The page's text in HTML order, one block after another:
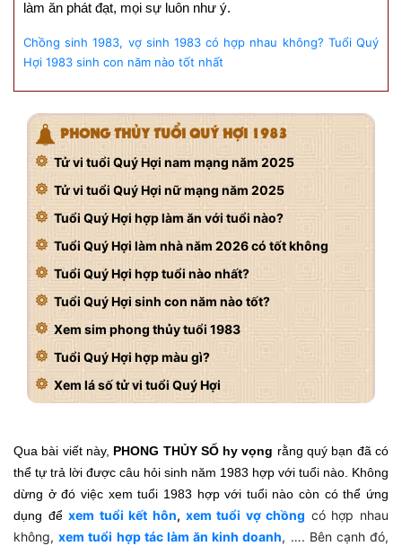
làm ăn phát đạt, mọi sự luôn như ý.
Chồng sinh 1983, vợ sinh 1983 có hợp nhau không? Tuổi Quý
Hợi 1983 sinh con năm nào tốt nhất
PHONG THỦY TUỔI QUÝ HỢI 1983
Tử vi tuổi Quý Hợi nam mạng năm 2025
Tử vi tuổi Quý Hợi nữ mạng năm 2025
Tuổi Quý Hợi hợp làm ăn với tuổi nào?
Tuổi Quý Hợi làm nhà năm 2026 có tốt không
Tuổi Quý Hợi hợp tuổi nào nhất?
Tuổi Quý Hợi sinh con năm nào tốt?
Xem sim phong thủy tuổi 1983
Tuổi Quý Hợi hợp màu gì?
Xem lá số tử vi tuổi Quý Hợi
Qua bài viết này, PHONG THỦY SỐ hy vọng rằng quý bạn đã có
thể tự trả lời được câu hỏi sinh năm 1983 hợp với tuổi nào. Không
dừng ở đó việc xem tuổi 1983 hợp với tuổi nào còn có thể ứng
dụng đểxem tuổi kết hôn, xem tuổi vợ chồng có hợp nhau
không,xem tuổi hợp tác làm ăn kinh doanh, …. Bên cạnh đó,